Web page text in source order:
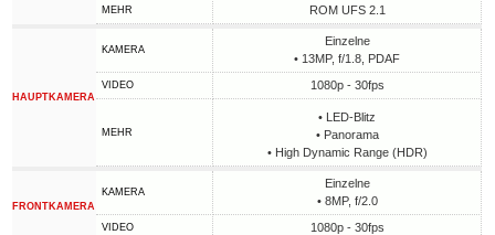
MEHR ROM UFS 2.1
HAUPTKAMERA
KAMERA
Einzelne
• 13MP, f/1.8, PDAF
VIDEO 1080p - 30fps
MEHR
• LED-Blitz
• Panorama
• High Dynamic Range (HDR)
FRONTKAMERA
KAMERA
Einzelne
• 8MP, f/2.0
VIDEO 1080p - 30fps